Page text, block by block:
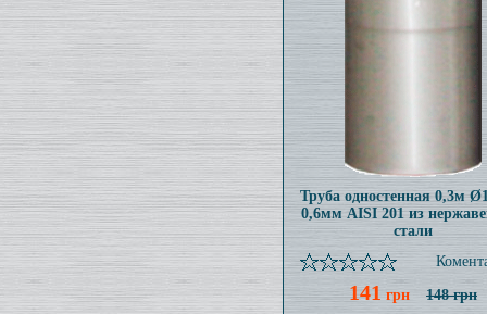
Труба одностенная 0,3м
0,6мм AISI 201 из
стали
141 грн 148 грн